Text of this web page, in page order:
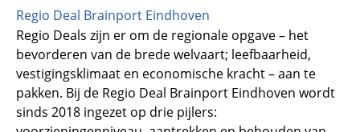
Regio Deal Brainport Eindhoven
Regio Deals zijn er om de regionale opgave – het
bevorderen van de brede welvaart; leefbaarheid,
vestigingsklimaat en economische kracht – aan te
pakken. Bij de Regio Deal Brainport Eindhoven wordt
sinds 2018 ingezet op drie pijlers: